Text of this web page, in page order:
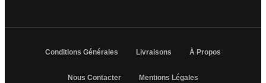
Conditions Générales Livraisons À Propos
Nous Contacter Mentions Légales